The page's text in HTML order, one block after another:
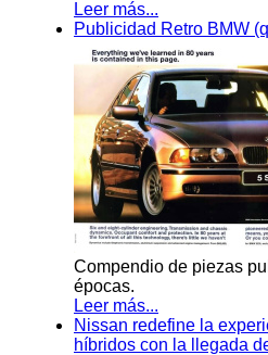
Leer más...
Publicidad Retro BMW
Compendio de piezas
épocas.
Leer más...
Nissan redefine la
híbridos con la llegada